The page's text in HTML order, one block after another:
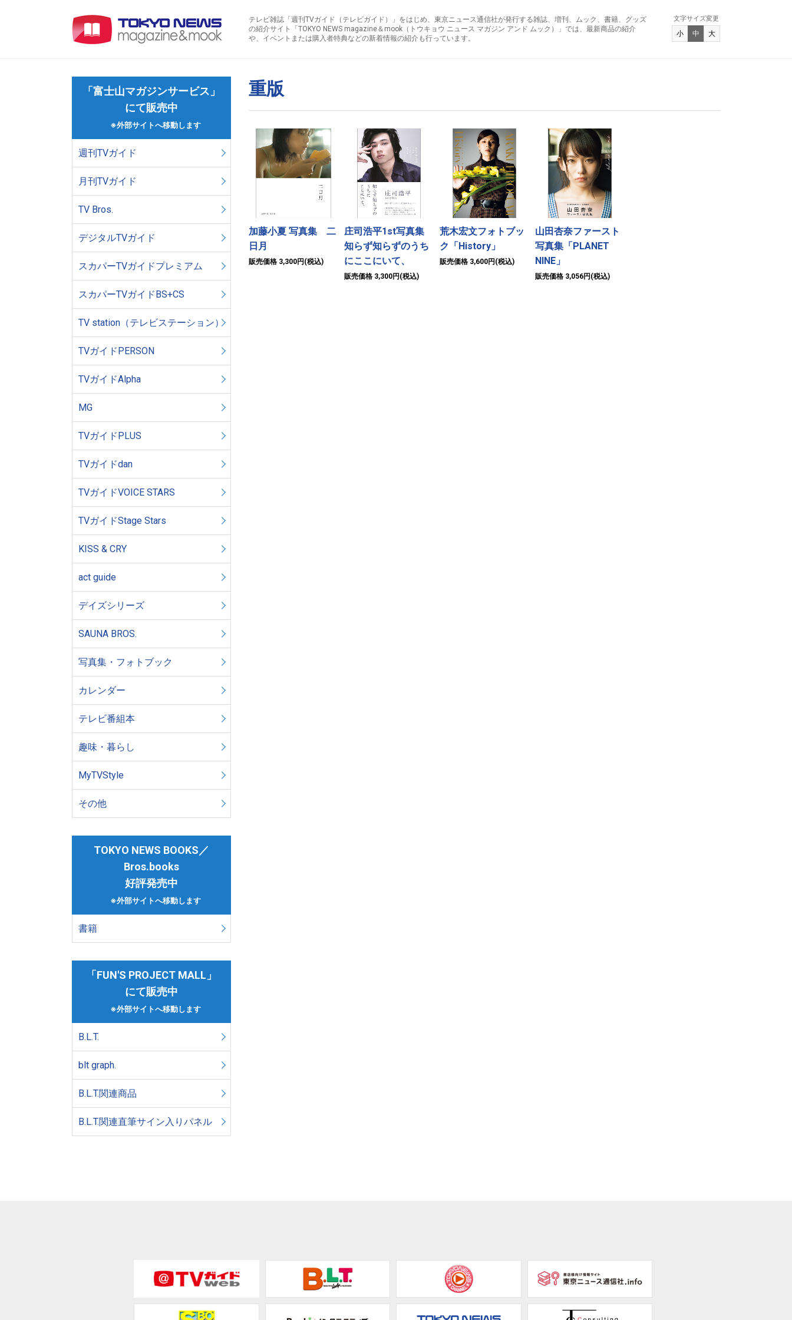
テレビ雑誌「週刊TVガイド（テレビガイド）」をはじめ、東京ニュース通信社が発行する雑誌、増刊、ムック、書籍、グッズ
の紹介サイト「TOKYO NEWS magazine＆mook（トウキョウ ニュース マガジン アンド ムック）」では、最新商品の紹介
や、イベントまたは購入者特典などの新着情報の紹介も行っています。
文字サイズ変更
小 中 大
重版
加藤小夏 写真集 二
日月
販売価格 3,300円(税込)
庄司浩平1st写真集
知らず知らずのうち
にここにいて、
販売価格 3,300円(税込)
荒木宏文フォトブッ
ク「History」
販売価格 3,600円(税込)
山田杏奈ファースト
写真集「PLANET
NINE」
販売価格 3,056円(税込)
「富士山マガジンサービス」
にて販売中
※外部サイトへ移動します
週刊TVガイド
月刊TVガイド
TV Bros.
デジタルTVガイド
スカパーTVガイドプレミアム
スカパーTVガイドBS+CS
TV station（テレビステーション）
TVガイドPERSON
TVガイドAlpha
MG
TVガイドPLUS
TVガイドdan
TVガイドVOICE STARS
TVガイドStage Stars
KISS & CRY
act guide
デイズシリーズ
SAUNA BROS.
写真集・フォトブック
カレンダー
テレビ番組本
趣味・暮らし
MyTVStyle
その他
TOKYO NEWS BOOKS／
Bros.books
好評発売中
※外部サイトへ移動します
書籍
「FUN'S PROJECT MALL」
にて販売中
※外部サイトへ移動します
B.L.T.
blt graph.
B.L.T.関連商品
B.L.T.関連直筆サイン入りパネル